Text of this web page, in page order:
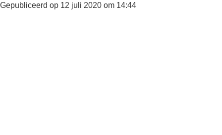
Gepubliceerd op 12 juli 2020 om 14:44